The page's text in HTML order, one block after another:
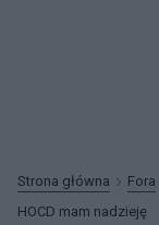
Strona główna Fora
HOCD mam nadzieję